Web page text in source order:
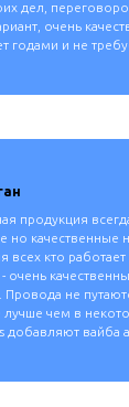
дел,
очень
годами и не
продукция
но качественные
всех кто
очень
Провода не
лучше чем в
добавляют вайба